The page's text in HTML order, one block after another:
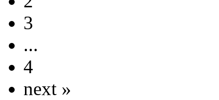
3
...
4
next »